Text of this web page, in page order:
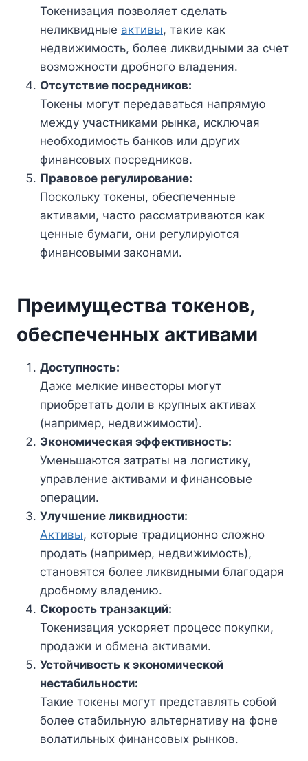
Токенизация позволяет сделать
неликвидные активы, такие как
недвижимость, более ликвидными за счет
возможности дробного владения.
Отсутствие посредников:
Токены могут передаваться напрямую
между участниками рынка, исключая
необходимость банков или других
финансовых посредников.
Правовое регулирование:
Поскольку токены, обеспеченные
активами, часто рассматриваются как
ценные бумаги, они регулируются
финансовыми законами.
Преимущества токенов,
обеспеченных активами
Доступность:
Даже мелкие инвесторы могут
приобретать доли в крупных активах
(например, недвижимости).
Экономическая эффективность:
Уменьшаются затраты на логистику,
управление активами и финансовые
операции.
Улучшение ликвидности:
Активы, которые традиционно сложно
продать (например, недвижимость),
становятся более ликвидными благодаря
дробному владению.
Скорость транзакций:
Токенизация ускоряет процесс покупки,
продажи и обмена активами.
Устойчивость к экономической
нестабильности:
Такие токены могут представлять собой
более стабильную альтернативу на фоне
волатильных финансовых рынков.